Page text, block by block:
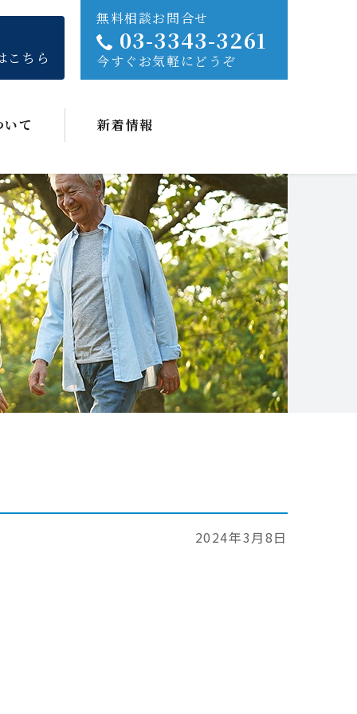
こちら
無料相談お問合せ
03-3343-3261
今すぐお気軽にどうぞ
て 新着情報
2024年3月8日